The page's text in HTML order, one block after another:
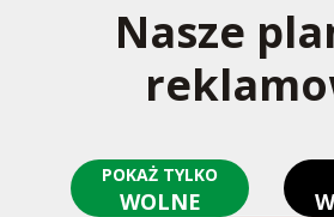
Nasze
POKAŻ TYLKO
WOLNE